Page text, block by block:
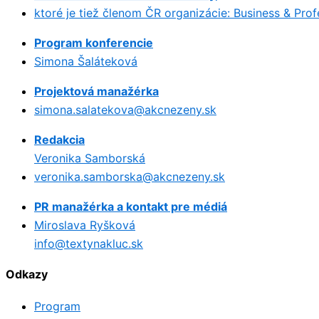
ktoré je tiež členom ČR organizácie: Business &
Program konferencie
Simona Šaláteková
Projektová manažérka
simona.salatekova@akcnezeny.sk
Redakcia
Veronika Samborská
veronika.samborska@akcnezeny.sk
PR manažérka a kontakt pre médiá
Miroslava Ryšková
info@textynakluc.sk
Odkazy
Program